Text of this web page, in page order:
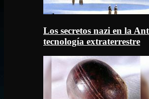
Los secretos nazi en la
tecnología extraterrestre